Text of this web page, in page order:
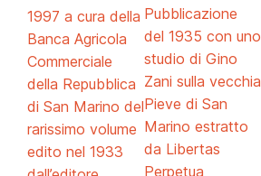
1997 a cura della
Banca Agricola
Commerciale
della Repubblica
di San Marino del
rarissimo volume
edito nel 1933
Pubblicazione
del 1935 con uno
studio di Gino
Zani sulla vecchia
Pieve di San
Marino estratto
da Libertas
Perpetua